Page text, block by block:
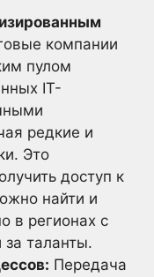
компании
пулом
IT-
редкие и
Это
доступ к
найти и
в регионах с
за таланты.
Передача